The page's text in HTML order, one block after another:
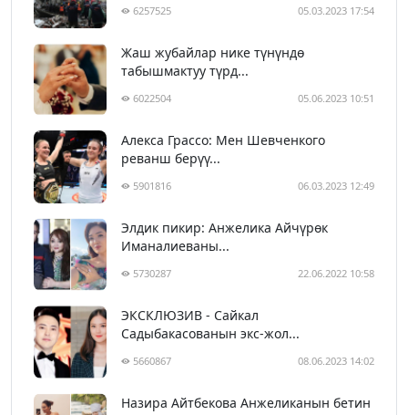
6257525 05.03.2023 17:54
Жаш жубайлар нике түнүндө
табышмактуу түрд...
6022504 05.06.2023 10:51
Алекса Грассо: Мен Шевченкого
реванш берүү...
5901816 06.03.2023 12:49
Элдик пикир: Анжелика Айчүрөк
Иманалиеваны...
5730287 22.06.2022 10:58
ЭКСКЛЮЗИВ - Сайкал
Садыбакасованын экс-жол...
5660867 08.06.2023 14:02
Назира Айтбекова Анжеликанын бетин